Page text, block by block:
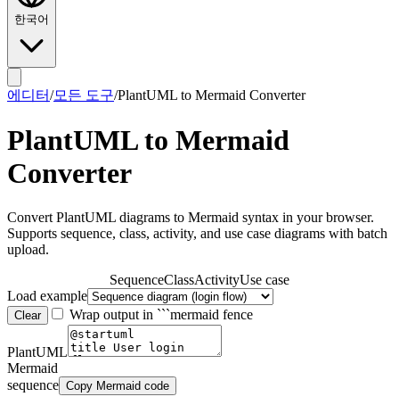
한국어
에디터/모든 도구/PlantUML to Mermaid Converter
PlantUML to Mermaid
Converter
Convert PlantUML diagrams to Mermaid syntax in your browser.
Supports sequence, class, activity, and use case diagrams with batch
upload.
SequenceClassActivityUse case
Load example
Clear Wrap output in ```mermaid fence
PlantUML
Mermaid
sequence Copy Mermaid code